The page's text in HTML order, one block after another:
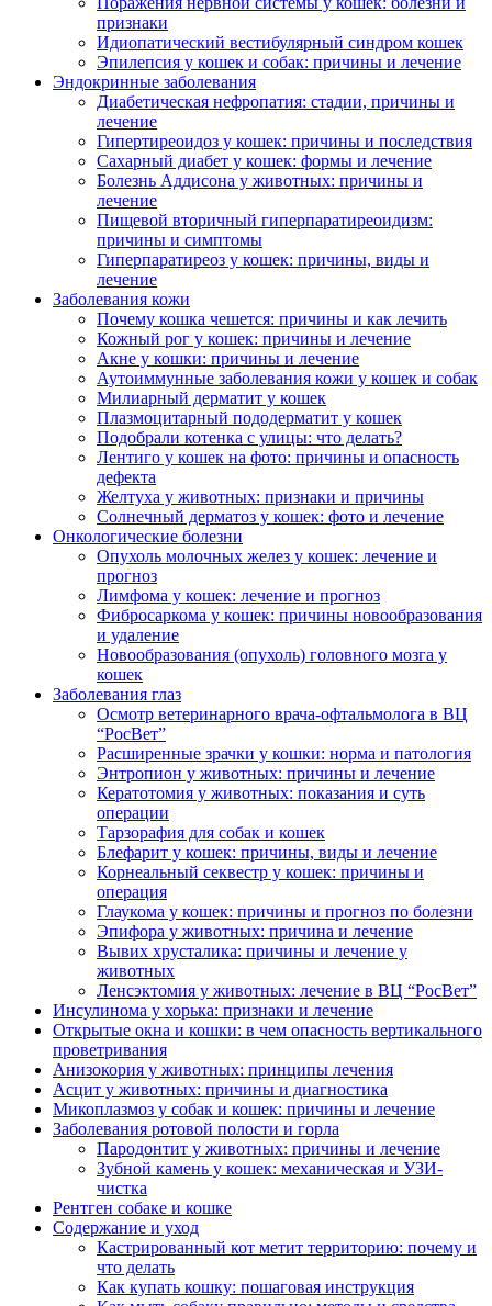
признаки
Идиопатический вестибулярный синдром кошек
Эпилепсия у кошек и собак: причины и лечение
Эндокринные заболевания
Диабетическая нефропатия: стадии, причины и
лечение
Гипертиреоидоз у кошек: причины и последствия
Сахарный диабет у кошек: формы и лечение
Болезнь Аддисона у животных: причины и
лечение
Пищевой вторичный гиперпаратиреоидизм:
причины и симптомы
Гиперпаратиреоз у кошек: причины, виды и
лечение
Заболевания кожи
Почему кошка чешется: причины и как лечить
Кожный рог у кошек: причины и лечение
Акне у кошки: причины и лечение
Аутоиммунные заболевания кожи у кошек и собак
Милиарный дерматит у кошек
Плазмоцитарный пододерматит у кошек
Подобрали котенка с улицы: что делать?
Лентиго у кошек на фото: причины и опасность
дефекта
Желтуха у животных: признаки и причины
Солнечный дерматоз у кошек: фото и лечение
Онкологические болезни
Опухоль молочных желез у кошек: лечение и
прогноз
Лимфома у кошек: лечение и прогноз
Фибросаркома у кошек: причины новообразования
и удаление
Новообразования (опухоль) головного мозга у
кошек
Заболевания глаз
Осмотр ветеринарного врача-офтальмолога в ВЦ
“РосВет”
Расширенные зрачки у кошки: норма и патология
Энтропион у животных: причины и лечение
Кератотомия у животных: показания и суть
операции
Тарзорафия для собак и кошек
Блефарит у кошек: причины, виды и лечение
Корнеальный секвестр у кошек: причины и
операция
Глаукома у кошек: причины и прогноз по болезни
Эпифора у животных: причина и лечение
Вывих хрусталика: причины и лечение у
животных
Ленсэктомия у животных: лечение в ВЦ “РосВет”
Инсулинома у хорька: признаки и лечение
Открытые окна и кошки: в чем опасность вертикального
проветривания
Анизокория у животных: принципы лечения
Асцит у животных: причины и диагностика
Микоплазмоз у собак и кошек: причины и лечение
Заболевания ротовой полости и горла
Пародонтит у животных: причины и лечение
Зубной камень у кошек: механическая и УЗИ-
чистка
Рентген собаке и кошке
Содержание и уход
Кастрированный кот метит территорию: почему и
что делать
Как купать кошку: пошаговая инструкция